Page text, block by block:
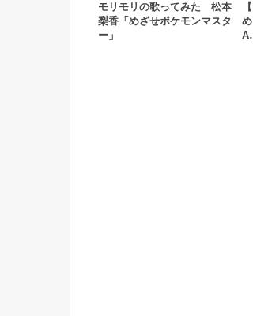
モリモリの歌ってみた 松本
梨香「めざせポケモンマスタ
ー」